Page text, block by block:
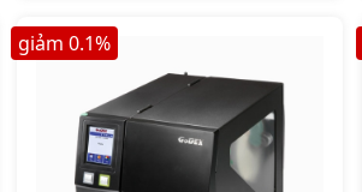
giảm 0.1%